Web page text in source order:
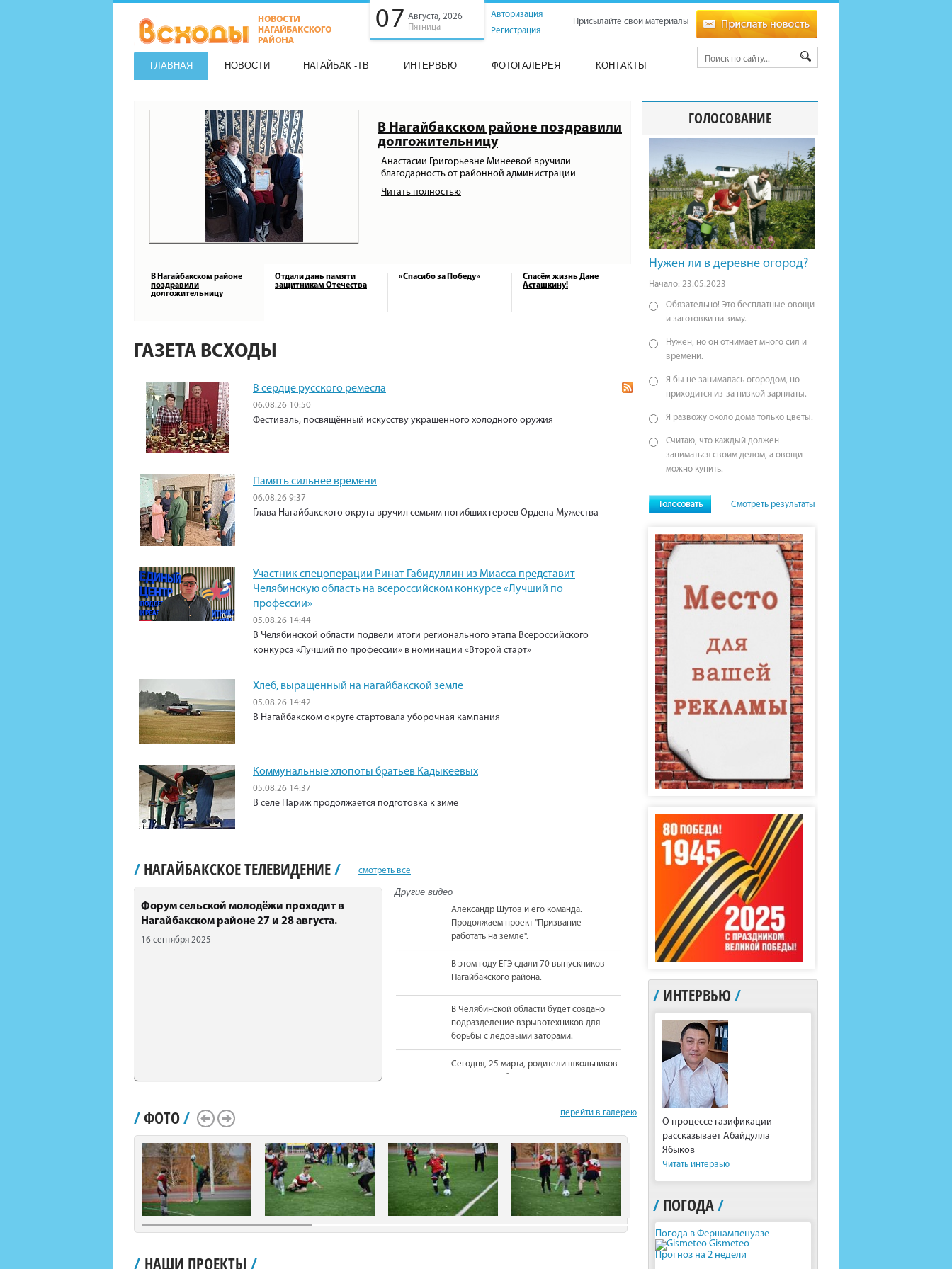
07 Августа, 2026
Пятница
Авторизация
Регистрация
Присылайте свои материалы
ГЛАВНАЯ НОВОСТИ НАГАЙБАК -ТВ ИНТЕРВЬЮ ФОТОГАЛЕРЕЯ КОНТАКТЫ
В Нагайбакском районе поздравили
долгожительницу
Анастасии Григорьевне Минеевой вручили
благодарность от районной администрации
Читать полностью
В Нагайбакском районе
поздравили
долгожительницу
Отдали дань памяти
защитникам Отечества
«Спасибо за Победу»
Спасём жизнь Дане
Асташкину!
ГАЗЕТА ВСХОДЫ
В сердце русского ремесла
06.08.26 10:50
Фестиваль, посвящённый искусству украшенного холодного оружия
Память сильнее времени
06.08.26 9:37
Глава Нагайбакского округа вручил семьям погибших героев Ордена Мужества
Участник спецоперации Ринат Габидуллин из Миасса представит
Челябинскую область на всероссийском конкурсе «Лучший по
профессии»
05.08.26 14:44
В Челябинской области подвели итоги регионального этапа Всероссийского
конкурса «Лучший по профессии» в номинации «Второй старт»
Хлеб, выращенный на нагайбакской земле
05.08.26 14:42
В Нагайбакском округе стартовала уборочная кампания
Коммунальные хлопоты братьев Кадыкеевых
05.08.26 14:37
В селе Париж продолжается подготовка к зиме
/ НАГАЙБАКСКОЕ ТЕЛЕВИДЕНИЕ/ смотреть все
Форум сельской молодёжи проходит в
Нагайбакском районе 27 и 28 августа.
16 сентября 2025
Другие видео
Александр Шутов и его команда.
Продолжаем проект "Призвание -
работать на земле".
В этом году ЕГЭ сдали 70 выпускников
Нагайбакского района.
В Челябинской области будет создано
подразделение взрывотехников для
борьбы с ледовыми заторами.
Сегодня, 25 марта, родители школьников
сдали ЕГЭ по базовой математике.
На должность Уполномоченного по
вновь назначена Юлия Сударенко
Юные читатели приняли участие в
чемпионате по чтению вслух.
В Нагайбакском районе установлен
/ФОТО/ перейти в галерею
Scroll LeftScroll Right
/ НАШИ ПРОЕКТЫ /
ГОЛОСОВАНИЕ
Нужен ли в деревне огород?
Начало: 23.05.2023
Обязательно! Это бесплатные овощи
и заготовки на зиму.
Нужен, но он отнимает много сил и
времени.
Я бы не занималась огородом, но
приходится из-за низкой зарплаты.
Я развожу около дома только цветы.
Считаю, что каждый должен
заниматься своим делом, а овощи
можно купить.
Смотреть результаты
/ ИНТЕРВЬЮ /
О процессе газификации
рассказывает Абайдулла
Ябыков
Читать интервью
/ ПОГОДА/
Погода в Фершампенуазе
Gismeteo
Прогноз на 2 недели